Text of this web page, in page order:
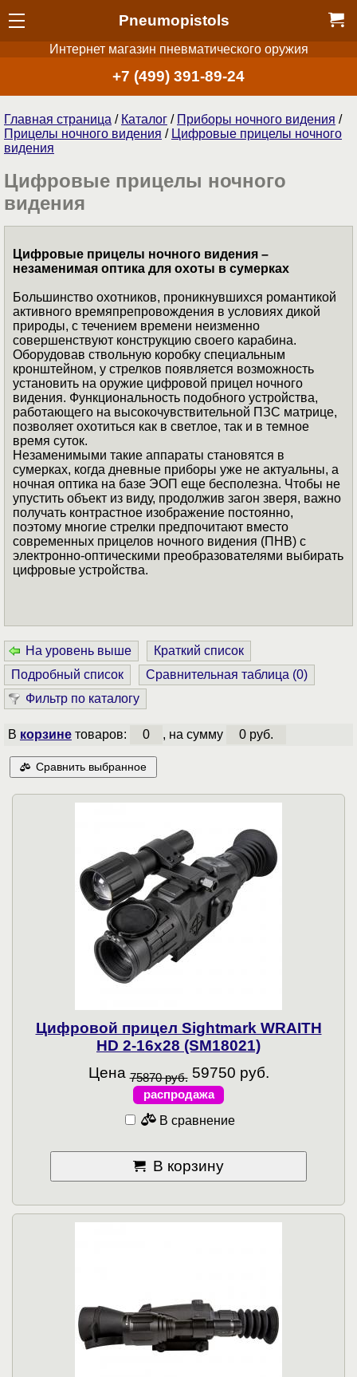
Pneumopistols
Интернет магазин пневматического оружия
+7 (499) 391-89-24
Главная страница / Каталог / Приборы ночного видения /
Прицелы ночного видения / Цифровые прицелы ночного
видения
Цифровые прицелы ночного
видения
Цифровые прицелы ночного видения –
незаменимая оптика для охоты в сумерках
Большинство охотников, проникнувшихся романтикой
активного времяпрепровождения в условиях дикой
природы, с течением времени неизменно
совершенствуют конструкцию своего карабина.
Оборудовав ствольную коробку специальным
кронштейном, у стрелков появляется возможность
установить на оружие цифровой прицел ночного
видения. Функциональность подобного устройства,
работающего на высокочувствительной ПЗС матрице,
позволяет охотиться как в светлое, так и в темное
время суток.
Незаменимыми такие аппараты становятся в
сумерках, когда дневные приборы уже не актуальны, а
ночная оптика на базе ЭОП еще бесполезна. Чтобы не
упустить объект из виду, продолжив загон зверя, важно
получать контрастное изображение постоянно,
поэтому многие стрелки предпочитают вместо
современных прицелов ночного видения (ПНВ) с
электронно-оптическими преобразователями выбирать
цифровые устройства.
На уровень выше
Краткий список
Подробный список
Сравнительная таблица (0)
Фильтр по каталогу
В корзинетоваров: 0 , на сумму 0 руб.
Сравнить выбранное
Цифровой прицел Sightmark WRAITH
HD 2-16x28 (SM18021)
Цена 75870 руб. 59750 руб.
распродажа
В сравнение
В корзину